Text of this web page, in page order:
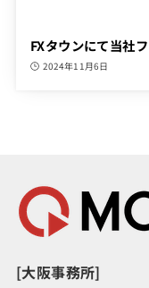
FXタウンにて当社
2024年11月6日
[大阪事務所]